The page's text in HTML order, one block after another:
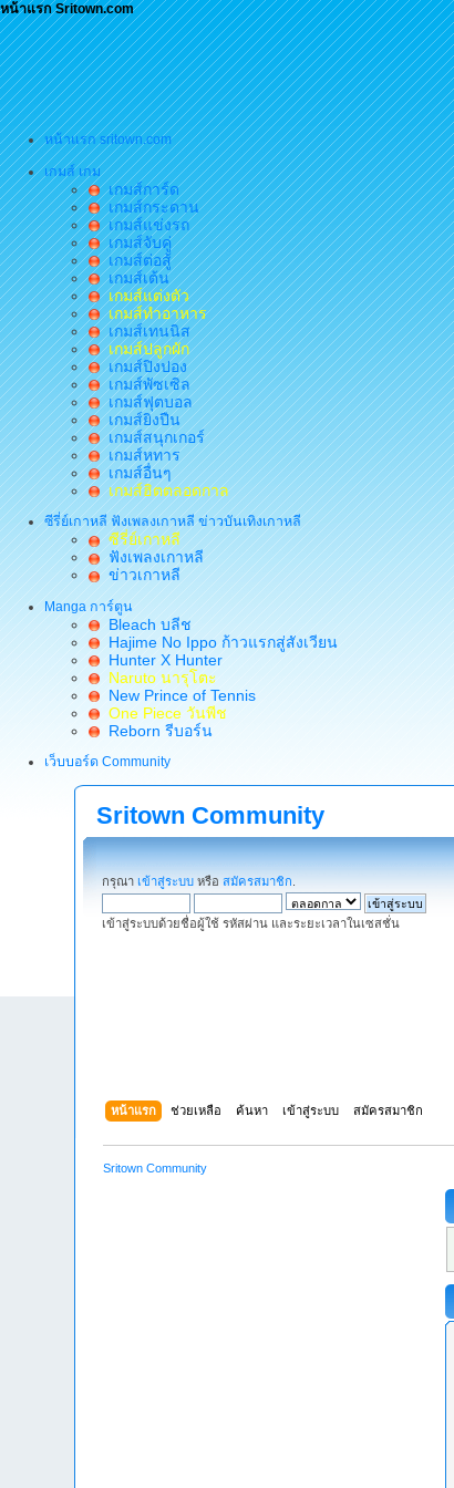
หน้าแรก Sritown.com
หน้าแรก sritown.com
เกมส์ เกม
เกมส์การ์ด
เกมส์กระดาน
เกมส์แข่งรถ
เกมส์จับคู่
เกมส์ต่อสู้
เกมส์เต้น
เกมส์แต่งตัว
เกมส์ทำอาหาร
เกมส์เทนนิส
เกมส์ปลูกผัก
เกมส์ปิงปอง
เกมส์พัซเซิล
เกมส์ฟุตบอล
เกมส์ยิงปืน
เกมส์สนุกเกอร์
เกมส์หทาร
เกมส์อื่นๆ
เกมส์ฮิตตลอดกาล
ซีรี่ย์เกาหลี ฟังเพลงเกาหลี ข่าวบันเทิงเกาหลี
ซีรี่ย์เกาหลี
ฟังเพลงเกาหลี
ข่าวเกาหลี
Manga การ์ตูน
Bleach บลีช
Hajime No Ippo ก้าวแรกสู่สังเวียน
Hunter X Hunter
Naruto นารุโตะ
New Prince of Tennis
One Piece วันพีช
Reborn รีบอร์น
เว็บบอร์ด Community
Sritown Community
กรุณา เข้าสู่ระบบ หรือสมัครสมาชิก
เข้าสู่ระบบด้วยชื่อผู้ใช้ รหัสผ่าน และระยะเวลาในเซสชั่น
หน้าแรก ช่วยเหลือ ค้นหา เข้าสู่ระบบ สมัครสมาชิก
Sritown Community